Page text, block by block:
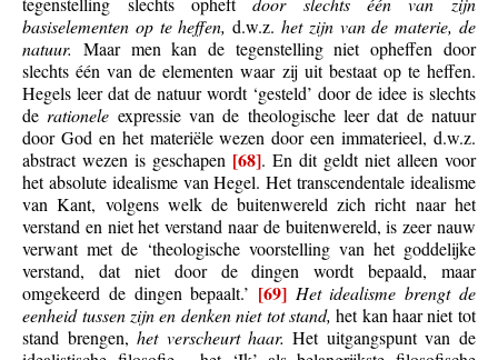
basiselementen op te heffen,d.w.z.het zijn van de materie, de
natuur. Maar men kan de tegenstelling niet opheffen door
slechts één van de elementen waar zij uit bestaat op te heffen.
Hegels leer dat de natuur wordt ‘gesteld’ door de idee is slechts
de rationele expressie van de theologische leer dat de natuur
door God en het materiële wezen door een immaterieel, d.w.z.
abstract wezen is geschapen [68]. En dit geldt niet alleen voor
het absolute idealisme van Hegel. Het transcendentale idealisme
van Kant, volgens welk de buitenwereld zich richt naar het
verstand en niet het verstand naar de buitenwereld, is zeer nauw
verwant met de ‘theologische voorstelling van het goddelijke
verstand, dat niet door de dingen wordt bepaald, maar
omgekeerd de dingen bepaalt.’ [69] Het idealisme brengt de
eenheid tussen zijn en denken niet tot stand,het kan haar niet tot
stand brengen,het verscheurt haar.Het uitgangspunt van de